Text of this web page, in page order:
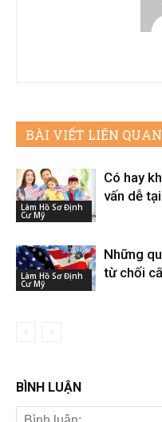
BÀI VIẾT LIÊN QUAN
Làm Hồ Sơ Định
Cư Mỹ
Có hay
vấn dễ
Làm Hồ Sơ Định
Cư Mỹ
Những
từ chối
BÌNH LUẬN